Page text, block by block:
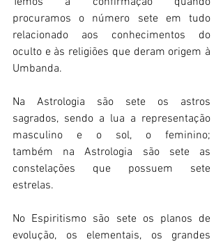
procuramos o número sete em tudo
relacionado aos conhecimentos do
oculto e às religiões que deram origem à
Umbanda.
Na Astrologia são sete os astros
sagrados, sendo a lua a representação
masculino e o sol, o feminino;
também na Astrologia são sete as
constelações que possuem sete
estrelas.
No Espiritismo são sete os planos de
evolução, os elementais, os grandes